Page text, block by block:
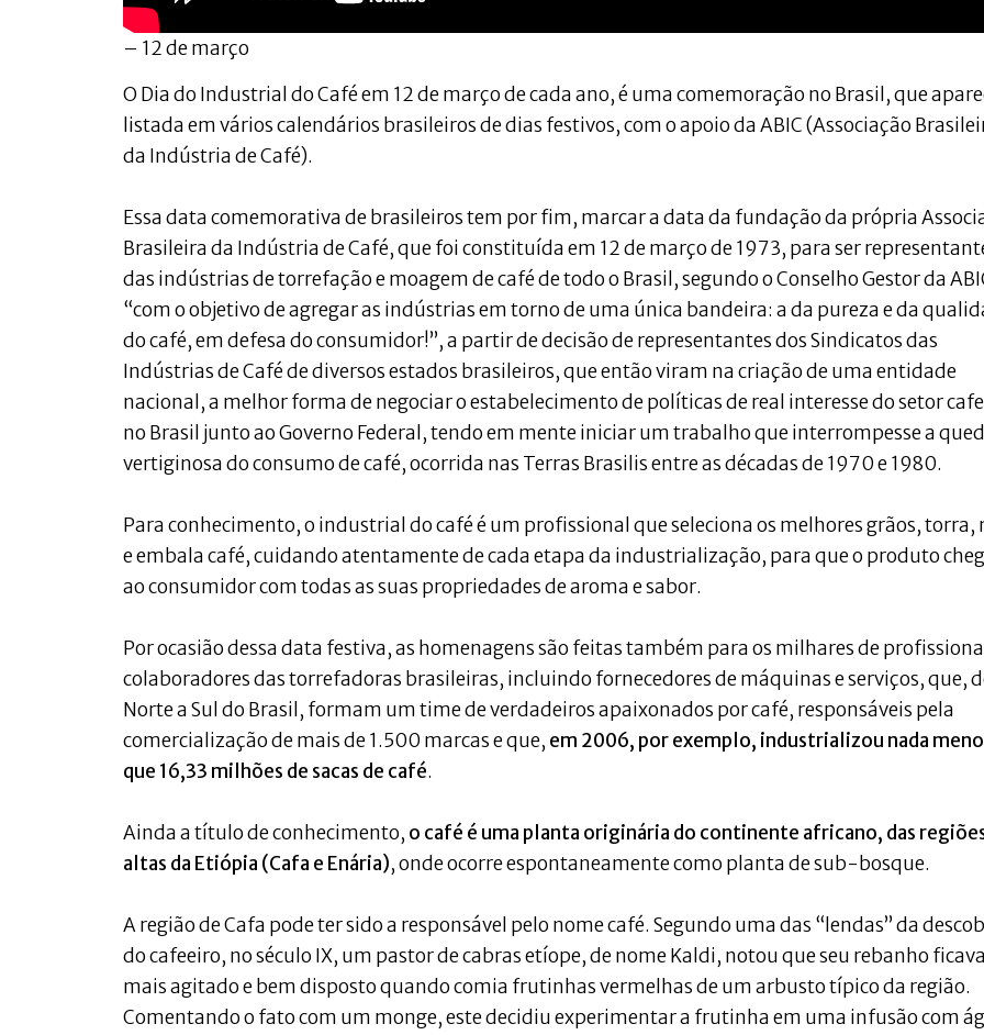
– 12 de março
O Dia do Industrial do Café em 12 de março de cada ano, é uma comemoração no Brasil, que
listada em vários calendários brasileiros de dias festivos, com o apoio da ABIC (Associação
da Indústria de Café).
Essa data comemorativa de brasileiros tem por fim, marcar a data da fundação da própria
Brasileira da Indústria de Café, que foi constituída em 12 de março de 1973, para ser
das indústrias de torrefação e moagem de café de todo o Brasil, segundo o Conselho Gestor da
“com o objetivo de agregar as indústrias em torno de uma única bandeira: a da pureza e da
do café, em defesa do consumidor!”, a partir de decisão de representantes dos Sindicatos das
Indústrias de Café de diversos estados brasileiros, que então viram na criação de uma entidade
nacional, a melhor forma de negociar o estabelecimento de políticas de real interesse do setor
no Brasil junto ao Governo Federal, tendo em mente iniciar um trabalho que interrompesse a
vertiginosa do consumo de café, ocorrida nas Terras Brasilis entre as décadas de 1970 e 1980.
Para conhecimento, o industrial do café é um profissional que seleciona os melhores grãos, torra,
e embala café, cuidando atentamente de cada etapa da industrialização, para que o produto
ao consumidor com todas as suas propriedades de aroma e sabor.
Por ocasião dessa data festiva, as homenagens são feitas também para os milhares de
colaboradores das torrefadoras brasileiras, incluindo fornecedores de máquinas e serviços, que,
Norte a Sul do Brasil, formam um time de verdadeiros apaixonados por café, responsáveis pela
comercialização de mais de 1.500 marcas e que, em 2006, por exemplo, industrializou nada
que 16,33 milhões de sacas de café.
Ainda a título de conhecimento, o café é uma planta originária do continente africano, das
altas da Etiópia (Cafa e Enária), onde ocorre espontaneamente como planta de sub-bosque.
A região de Cafa pode ter sido a responsável pelo nome café. Segundo uma das “lendas” da
do cafeeiro, no século IX, um pastor de cabras etíope, de nome Kaldi, notou que seu rebanho ficava
mais agitado e bem disposto quando comia frutinhas vermelhas de um arbusto típico da região.
Comentando o fato com um monge, este decidiu experimentar a frutinha em uma infusão com